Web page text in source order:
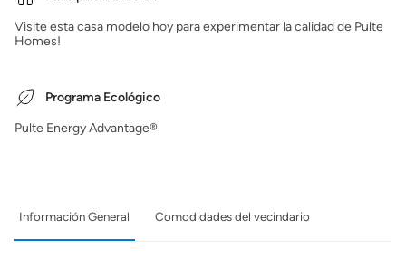
Visite esta casa modelo hoy para experimentar la calidad de Pulte
Homes!
Programa Ecológico
Pulte Energy Advantage®
Información General Comodidades del vecindario